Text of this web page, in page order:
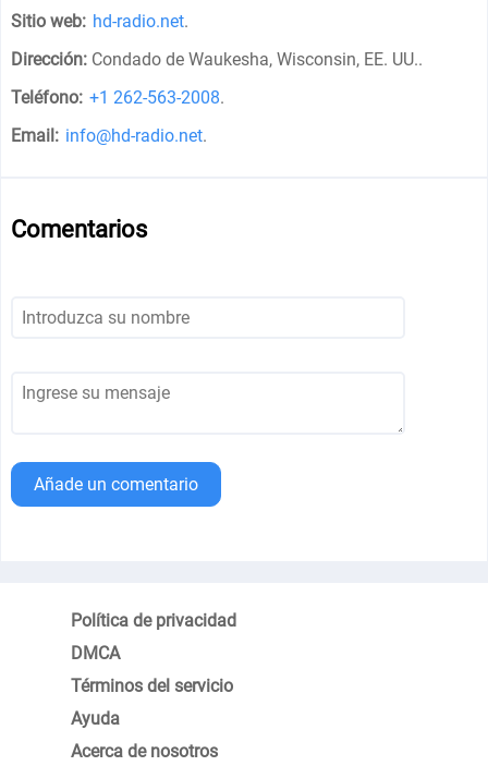
Sitio web: hd-radio.net.
Dirección: Condado de Waukesha, Wisconsin, EE. UU..
Teléfono: +1 262-563-2008.
Email: info@hd-radio.net.
Comentarios
Añade un comentario
Política de privacidad
DMCA
Términos del servicio
Ayuda
Acerca de nosotros